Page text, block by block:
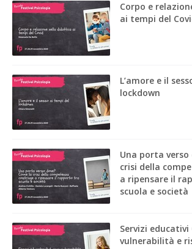
Corpo e
ai tempi del
L’amore e il
lockdown
Una porta verso
crisi della
a ripensare il
scuola e società
Servizi educativi
vulnerabilità e